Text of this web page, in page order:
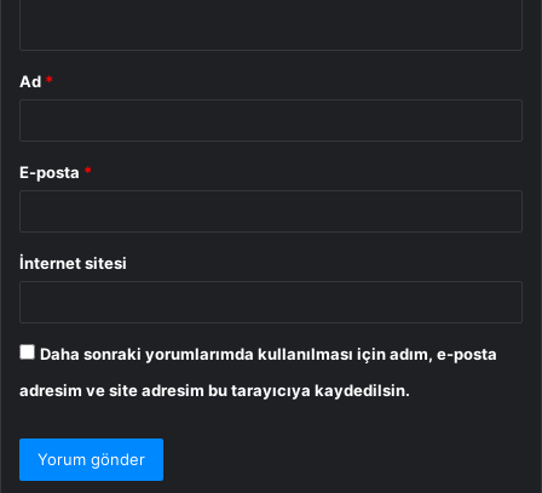
Ad *
E-posta *
İnternet sitesi
Daha sonraki yorumlarımda kullanılması için adım, e-posta
adresim ve site adresim bu tarayıcıya kaydedilsin.